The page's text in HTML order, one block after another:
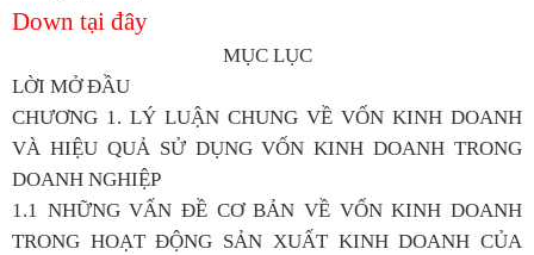
Down tại đây
MỤC LỤC
LỜI MỞ ĐẦU
CHƯƠNG 1. LÝ LUẬN CHUNG VỀ VỐN KINH DOANH
VÀ HIỆU QUẢ SỬ DỤNG VỐN KINH DOANH TRONG
DOANH NGHIỆP
1.1 NHỮNG VẤN ĐỀ CƠ BẢN VỀ VỐN KINH DOANH
TRONG HOẠT ĐỘNG SẢN XUẤT KINH DOANH CỦA